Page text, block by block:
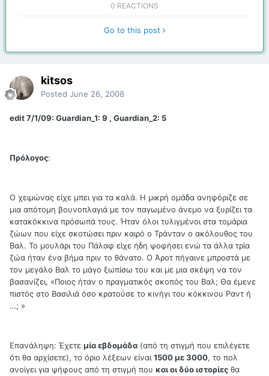
0 REACTIONS
Go to this post
kitsos
Posted June 26, 2008
edit 7/1/09: Guardian_1: 9 , Guardian_2: 5
Πρόλογος:
Ο χειμώνας είχε μπει για τα καλά. Η μικρή ομάδα ανηφόριζε σε
μια απότομη βουνοπλαγιά με τον παγωμένο άνεμο να ξυρίζει τα
κατακόκκινα πρόσωπά τους. Ήταν όλοι τυλιγμένοι στα τομάρια
ζώων που είχε σκοτώσει πριν καιρό ο Τράνταν ο ακόλουθος του
Βαλ. Το μουλάρι του Πάλαφ είχε ήδη ψοφήσει ενώ τα άλλα τρία
ζώα ήταν ένα βήμα πριν το θάνατο. Ο Άροτ πήγαινε μπροστά με
τον μεγάλο Βαλ το μάγο ξωπίσω του και με μια σκέψη να τον
βασανίζει, «Ποιος ήταν ο πραγματικός σκοπός του Βαλ; Θα έμενε
πιστός στο Βασιλιά όσο κρατούσε το κινήγι του κόκκινου Ραντ ή
…; »
Επανάληψη: Έχετε μία εβδομάδα (από τη στιγμή που επιλέγετε
ότι θα αρχίσετε), το όριο λέξεων είναι1500 με 3000, το πολ
ανοίγει για ψήφους από τη στιγμή που και οι δύο ιστορίες θα